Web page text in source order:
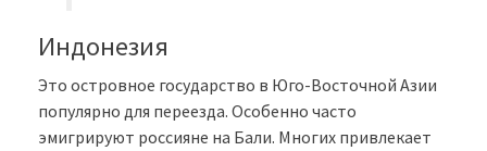
Индонезия
Это островное государство в Юго-Восточной Азии
популярно для переезда. Особенно часто
эмигрируют россияне на Бали. Многих привлекает